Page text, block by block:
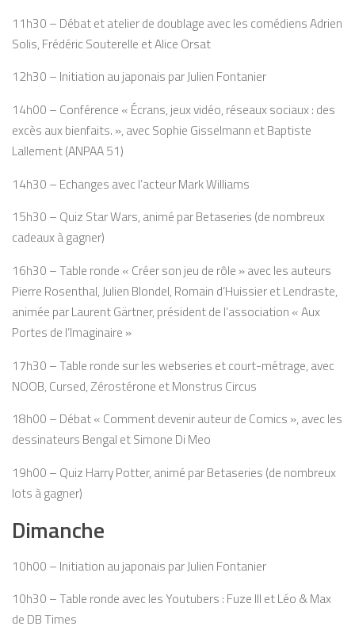
11h30 – Débat et atelier de doublage avec les comédiens Adrien
Solis, Frédéric Souterelle et Alice Orsat
12h30 – Initiation au japonais par Julien Fontanier
14h00 – Conférence « Écrans, jeux vidéo, réseaux sociaux : des
excès aux bienfaits. », avec Sophie Gisselmann et Baptiste
Lallement (ANPAA 51)
14h30 – Echanges avec l’acteur Mark Williams
15h30 – Quiz Star Wars, animé par Betaseries (de nombreux
cadeaux à gagner)
16h30 – Table ronde « Créer son jeu de rôle » avec les auteurs
Pierre Rosenthal, Julien Blondel, Romain d’Huissier et Lendraste,
animée par Laurent Gärtner, président de l’association « Aux
Portes de l’Imaginaire »
17h30 – Table ronde sur les webseries et court-métrage, avec
NOOB, Cursed, Zérostérone et Monstrus Circus
18h00 – Débat « Comment devenir auteur de Comics », avec les
dessinateurs Bengal et Simone Di Meo
19h00 – Quiz Harry Potter, animé par Betaseries (de nombreux
lots à gagner)
Dimanche
10h00 – Initiation au japonais par Julien Fontanier
10h30 – Table ronde avec les Youtubers : Fuze III et Léo & Max
de DB Times